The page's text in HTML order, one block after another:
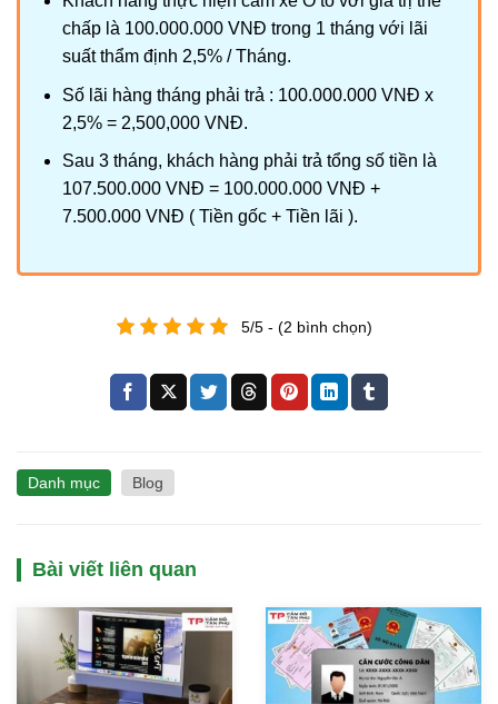
chấp là 100.000.000 VNĐ trong 1 tháng với lãi
suất thẩm định 2,5% / Tháng.
Số lãi hàng tháng phải trả : 100.000.000 VNĐ x
2,5% = 2,500,000 VNĐ.
Sau 3 tháng, khách hàng phải trả tổng số tiền là
107.500.000 VNĐ = 100.000.000 VNĐ +
7.500.000 VNĐ ( Tiền gốc + Tiền lãi ).
5/5 - (2 bình chọn)
Danh mục Blog
Bài viết liên quan